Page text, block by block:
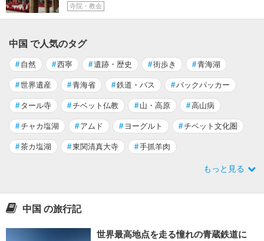
寺院・教会
中国 で人気のタグ
# 自然 #西寧 #遺跡・歴史 #街歩き #青海湖
#世界遺産 #青海省 #鉄道・バス #バックパッカー
# タール寺 #チベット仏教 # 山・高原 #高山病
#チャカ塩湖 # アムド # ヨーグルト #チベット文化圏
#茶カ塩湖 #東関清真大寺 #手抓羊肉
もっと見る
中国 の旅行記
世界最高地点を走る憧れの青蔵鉄道に